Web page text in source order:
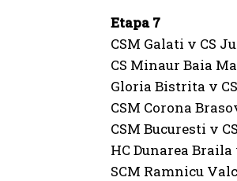
Etapa 7
CSM Galati v CS
CS Minaur Baia
Gloria Bistrita v
CSM Corona
CSM Bucuresti v
HC Dunarea Braila
SCM Ramnicu